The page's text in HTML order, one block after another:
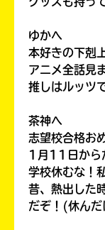
オ
ゆかへ
本好きの下剋
アニメ全話見
推しはルッツ
茶神へ
志望校合格お
1月11日から
学校休むな！
昔、熱出した
だぞ！(休んだ